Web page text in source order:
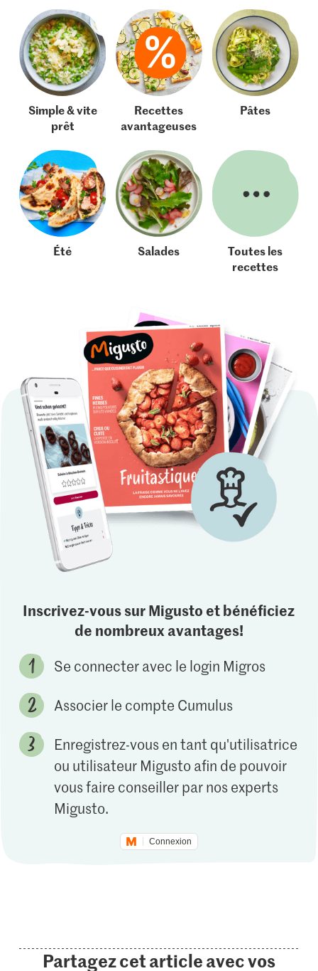
Simple & vite
prêt
Recettes
avantageuses
Pâtes
Été Salades
Toutes les
recettes
Inscrivez-vous sur Migusto et bénéficiez
de nombreux avantages!
Se connecter avec le login Migros
Associer le compte Cumulus
Enregistrez-vous en tant qu'utilisatrice
ou utilisateur Migusto afin de pouvoir
vous faire conseiller par nos experts
Migusto.
Connexion
Partagez cet article avec vos